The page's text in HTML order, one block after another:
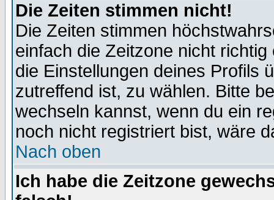
Die Zeiten stimmen nicht!
Die Zeiten stimmen
einfach die Zeitzone nicht
die Einstellungen deines Profils
zutreffend ist, zu wählen. Bitte
wechseln kannst, wenn du ein
noch nicht registriert bist, wäre
Nach oben
Ich habe die Zeitzone